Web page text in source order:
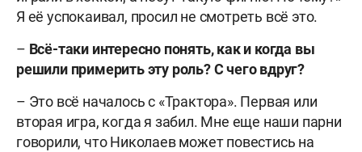
Я её успокаивал, просил не смотреть всё это.
– Всё-таки интересно понять, как и когда вы
решили примерить эту роль? С чего вдруг?
– Это всё началось с «Трактора». Первая или
вторая игра, когда я забил. Мне еще наши парни
говорили, что Николаев может повестись на